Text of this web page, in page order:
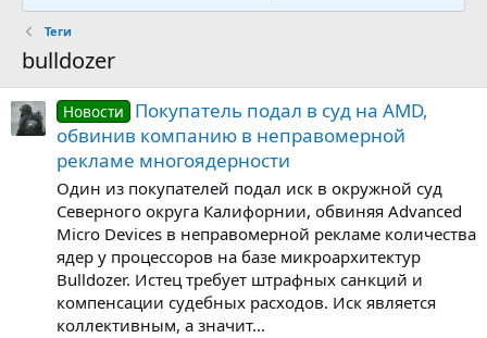
Теги
bulldozer
Новости
Покупатель подал в суд на AMD,
обвинив компанию в неправомерной
рекламе многоядерности
Один из покупателей подал иск в окружной суд
Северного округа Калифорнии, обвиняя Advanced
Micro Devices в неправомерной рекламе количества
ядер у процессоров на базе микроархитектур
Bulldozer. Истец требует штрафных санкций и
компенсации судебных расходов. Иск является
коллективным, а значит...